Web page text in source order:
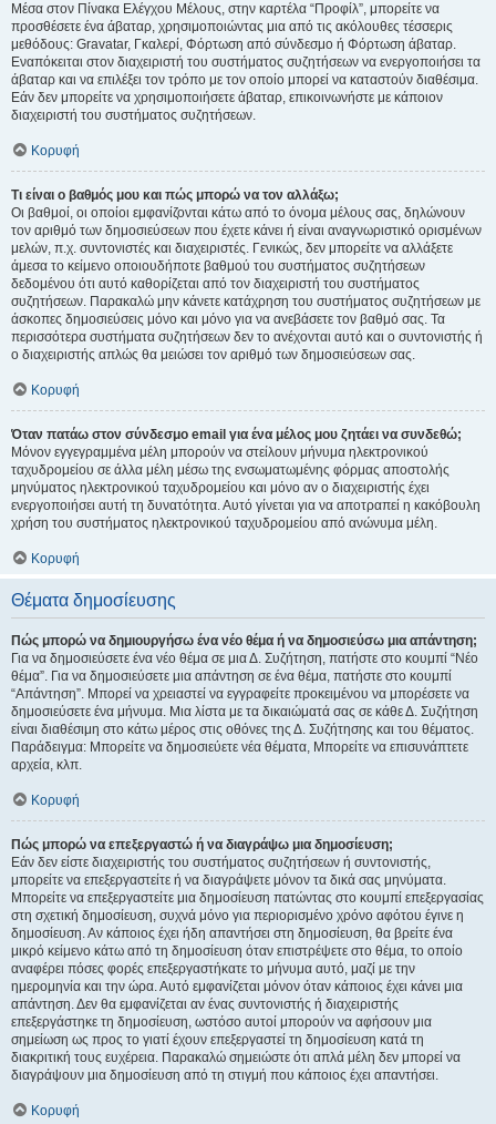
Μέσα στον Πίνακα Ελέγχου Μέλους, στην καρτέλα “Προφίλ”, μπορείτε να
προσθέσετε ένα άβαταρ, χρησιμοποιώντας μια από τις ακόλουθες τέσσερις
μεθόδους: Gravatar, Γκαλερί, Φόρτωση από σύνδεσμο ή Φόρτωση άβαταρ.
Εναπόκειται στον διαχειριστή του συστήματος συζητήσεων να ενεργοποιήσει τα
άβαταρ και να επιλέξει τον τρόπο με τον οποίο μπορεί να καταστούν διαθέσιμα.
Εάν δεν μπορείτε να χρησιμοποιήσετε άβαταρ, επικοινωνήστε με κάποιον
διαχειριστή του συστήματος συζητήσεων.
Κορυφή
Τι είναι ο βαθμός μου και πώς μπορώ να τον αλλάξω;
Οι βαθμοί, οι οποίοι εμφανίζονται κάτω από το όνομα μέλους σας, δηλώνουν
τον αριθμό των δημοσιεύσεων που έχετε κάνει ή είναι αναγνωριστικό ορισμένων
μελών, π.χ. συντονιστές και διαχειριστές. Γενικώς, δεν μπορείτε να αλλάξετε
άμεσα το κείμενο οποιουδήποτε βαθμού του συστήματος συζητήσεων
δεδομένου ότι αυτό καθορίζεται από τον διαχειριστή του συστήματος
συζητήσεων. Παρακαλώ μην κάνετε κατάχρηση του συστήματος συζητήσεων με
άσκοπες δημοσιεύσεις μόνο και μόνο για να ανεβάσετε τον βαθμό σας. Τα
περισσότερα συστήματα συζητήσεων δεν το ανέχονται αυτό και ο συντονιστής ή
ο διαχειριστής απλώς θα μειώσει τον αριθμό των δημοσιεύσεων σας.
Κορυφή
Όταν πατάω στον σύνδεσμο email για ένα μέλος μου ζητάει να συνδεθώ;
Μόνον εγγεγραμμένα μέλη μπορούν να στείλουν μήνυμα ηλεκτρονικού
ταχυδρομείου σε άλλα μέλη μέσω της ενσωματωμένης φόρμας αποστολής
μηνύματος ηλεκτρονικού ταχυδρομείου και μόνο αν ο διαχειριστής έχει
ενεργοποιήσει αυτή τη δυνατότητα. Αυτό γίνεται για να αποτραπεί η κακόβουλη
χρήση του συστήματος ηλεκτρονικού ταχυδρομείου από ανώνυμα μέλη.
Κορυφή
Θέματα δημοσίευσης
Πώς μπορώ να δημιουργήσω ένα νέο θέμα ή να δημοσιεύσω μια απάντηση;
Για να δημοσιεύσετε ένα νέο θέμα σε μια Δ. Συζήτηση, πατήστε στο κουμπί “Νέο
θέμα”. Για να δημοσιεύσετε μια απάντηση σε ένα θέμα, πατήστε στο κουμπί
“Απάντηση”. Μπορεί να χρειαστεί να εγγραφείτε προκειμένου να μπορέσετε να
δημοσιεύσετε ένα μήνυμα. Μια λίστα με τα δικαιώματά σας σε κάθε Δ. Συζήτηση
είναι διαθέσιμη στο κάτω μέρος στις οθόνες της Δ. Συζήτησης και του θέματος.
Παράδειγμα: Μπορείτε να δημοσιεύετε νέα θέματα, Μπορείτε να επισυνάπτετε
αρχεία, κλπ.
Κορυφή
Πώς μπορώ να επεξεργαστώ ή να διαγράψω μια δημοσίευση;
Εάν δεν είστε διαχειριστής του συστήματος συζητήσεων ή συντονιστής,
μπορείτε να επεξεργαστείτε ή να διαγράψετε μόνον τα δικά σας μηνύματα.
Μπορείτε να επεξεργαστείτε μια δημοσίευση πατώντας στο κουμπί επεξεργασίας
στη σχετική δημοσίευση, συχνά μόνο για περιορισμένο χρόνο αφότου έγινε η
δημοσίευση. Αν κάποιος έχει ήδη απαντήσει στη δημοσίευση, θα βρείτε ένα
μικρό κείμενο κάτω από τη δημοσίευση όταν επιστρέψετε στο θέμα, το οποίο
αναφέρει πόσες φορές επεξεργαστήκατε το μήνυμα αυτό, μαζί με την
ημερομηνία και την ώρα. Αυτό εμφανίζεται μόνον όταν κάποιος έχει κάνει μια
απάντηση. Δεν θα εμφανίζεται αν ένας συντονιστής ή διαχειριστής
επεξεργάστηκε τη δημοσίευση, ωστόσο αυτοί μπορούν να αφήσουν μια
σημείωση ως προς το γιατί έχουν επεξεργαστεί τη δημοσίευση κατά τη
διακριτική τους ευχέρεια. Παρακαλώ σημειώστε ότι απλά μέλη δεν μπορεί να
διαγράψουν μια δημοσίευση από τη στιγμή που κάποιος έχει απαντήσει.
Κορυφή